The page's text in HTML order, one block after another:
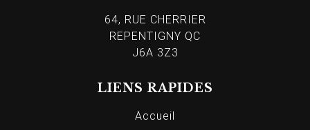
64, RUE CHERRIER
REPENTIGNY QC
J6A 3Z3
LIENS RAPIDES
Accueil